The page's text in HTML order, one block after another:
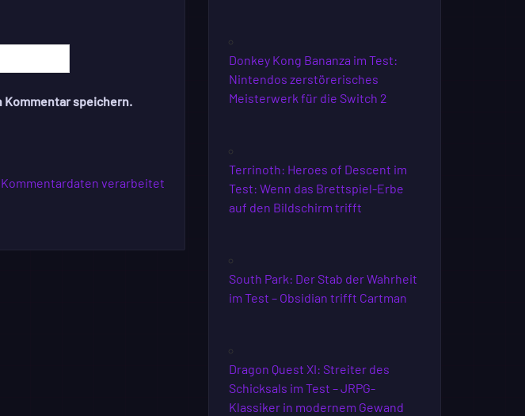
Kommentar speichern.
verarbeitet
Donkey Kong Bananza im Test:
Nintendos zerstörerisches
Meisterwerk für die Switch 2
Terrinoth: Heroes of Descent im
Test: Wenn das Brettspiel-Erbe
auf den Bildschirm trifft
South Park: Der Stab der Wahrheit
im Test – Obsidian trifft Cartman
Dragon Quest XI: Streiter des
Schicksals im Test – JRPG-
Klassiker in modernem Gewand